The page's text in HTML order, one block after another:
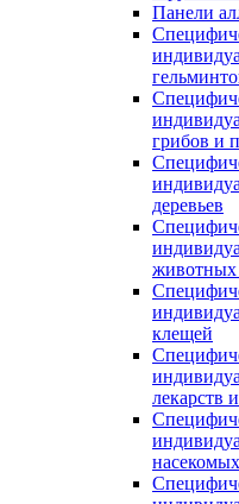
Панели
грибов и
деревьев
животных
клещей
лекарств